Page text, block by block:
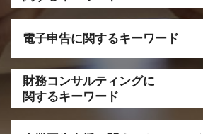
事業承継 検討すべきケース
クラウド会計 税理士 サポート
税理士 相談 クラウド会計
セカンドオピニオン 注意点
税理士 セカンドオピニオン 相談
セカンドオピニオン メリット
電子申告に関するキーワード
e-tax メリット
副業 税理士 相談
税理士 電子申請
財務コンサルティングに
関するキーワード